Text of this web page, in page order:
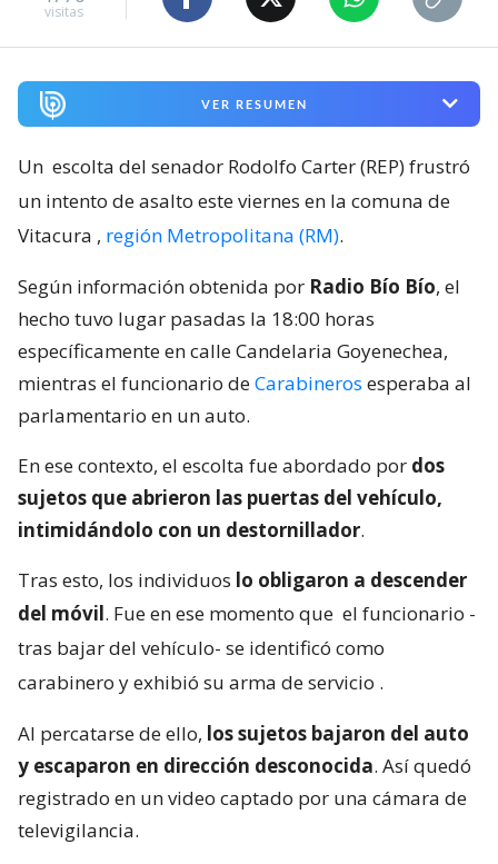
visitas
VER RESUMEN
Un escolta del senador Rodolfo Carter (REP) frustró
un intento de asalto este viernes en la comuna de
Vitacura , región Metropolitana (RM).
Según información obtenida por Radio Bío Bío, el
hecho tuvo lugar pasadas la 18:00 horas
específicamente en calle Candelaria Goyenechea,
mientras el funcionario deCarabineros esperaba al
parlamentario en un auto.
En ese contexto, el escolta fue abordado por dos
sujetos que abrieron las puertas del vehículo,
intimidándolo con un destornillador.
Tras esto, los individuos lo obligaron a descender
del móvil. Fue en ese momento que el funcionario -
tras bajar del vehículo- se identificó como
carabinero y exhibió su arma de servicio .
Al percatarse de ello, los sujetos bajaron del auto
y escaparon en dirección desconocida. Así quedó
registrado en un video captado por una cámara de
televigilancia.